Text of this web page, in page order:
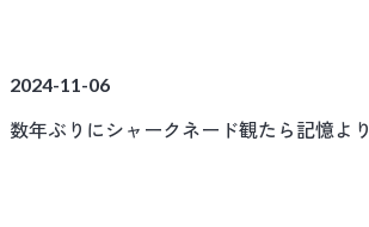
2024-11-06
数年ぶりにシャークネード観たら記憶よ